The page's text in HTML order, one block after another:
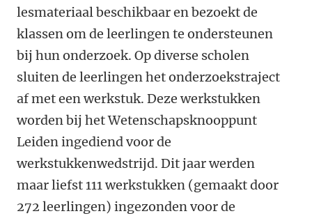
lesmateriaal beschikbaar en bezoekt de
klassen om de leerlingen te ondersteunen
bij hun onderzoek. Op diverse scholen
sluiten de leerlingen het onderzoekstraject
af met een werkstuk. Deze werkstukken
worden bij het Wetenschapsknooppunt
Leiden ingediend voor de
werkstukkenwedstrijd. Dit jaar werden
maar liefst 111 werkstukken (gemaakt door
272 leerlingen) ingezonden voor de